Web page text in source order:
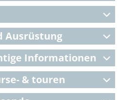
Ausrüstung
Informationen
& touren